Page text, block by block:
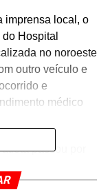
imprensa local, o
Hospital
no noroeste
outro veículo e
e
médico
passou por
intervenções